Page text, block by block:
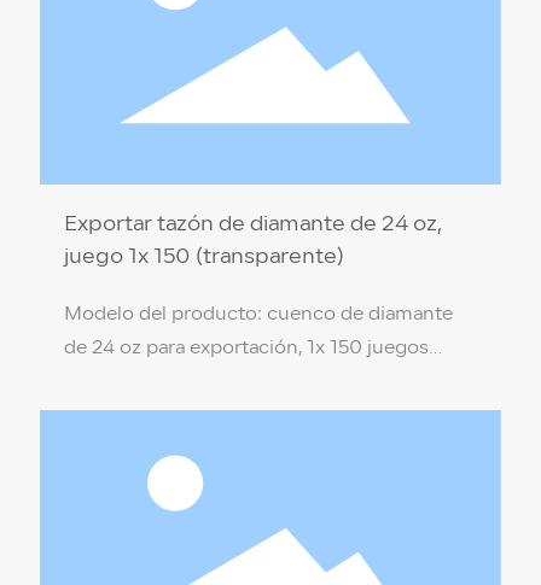
Exportar tazón de diamante de 24 oz,
juego 1x 150 (transparente)
Modelo del producto: cuenco de diamante
de 24 oz para exportación, 1x 150 juegos
17,5 x 7 x 9,4 cm Material del producto: PP de
grado alimenticio (no tóxico, respetuoso con
el medio ambiente) Color de la caja:
transparente Temperatura de resistencia: 110
℃ / -18 ℃ Cantidad por caja: 1x 150 juegos